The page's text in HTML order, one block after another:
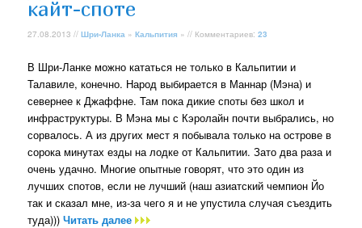
кайт-споте
27.08.2013 //Шри-Ланка »Кальпития » // Комментариев:23
В Шри-Ланке можно кататься не только в Кальпитии и
Талавиле, конечно. Народ выбирается в Маннар (Мэна) и
севернее к Джаффне. Там пока дикие споты без школ и
инфраструктуры. В Мэна мы с Кэролайн почти выбрались, но
сорвалось. А из других мест я побывала только на острове в
сорока минутах езды на лодке от Кальпитии. Зато два раза и
очень удачно. Многие опытные говорят, что это один из
лучших спотов, если не лучший (наш азиатский чемпион Йо
так и сказал мне, из-за чего я и не упустила случая съездить
туда)))Читать далее